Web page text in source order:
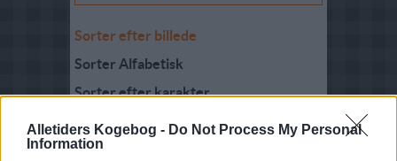
Alletiders Kogebog - Do Not Process My Personal
Information
Sorter efter billede
Sorter Alfabetisk
Sorter efter karakter
Sorter efter Stemmer
Karakter